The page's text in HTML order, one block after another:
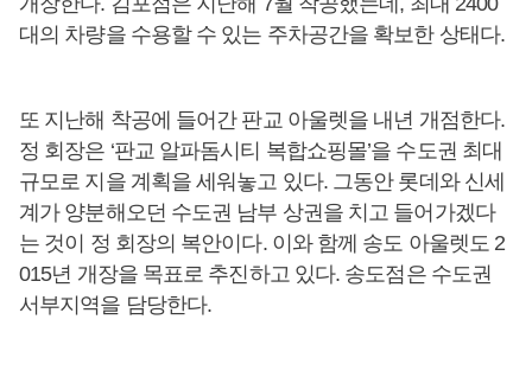
대의 차량을 수용할 수 있는 주차공간을 확보한 상태다.
또 지난해 착공에 들어간 판교 아울렛을 내년 개점한다.
정 회장은 ‘판교 알파돔시티 복합쇼핑몰’을 수도권 최대
규모로 지을 계획을 세워놓고 있다. 그동안 롯데와 신세
계가 양분해오던 수도권 남부 상권을 치고 들어가겠다
는 것이 정 회장의 복안이다. 이와 함께 송도 아울렛도 2
015년 개장을 목표로 추진하고 있다. 송도점은 수도권
서부지역을 담당한다.